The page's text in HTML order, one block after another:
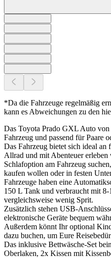
*Da die Fahrzeuge regelmäßig
kann es Abweichungen zu den
Das Toyota Prado GXL Auto
Fahrzeug und passend für Paare
Das Fahrzeug bietet sich ideal
Allrad und mit Abenteuer erleben
Schlafoption am Fahrzeug
kaufen wollen oder in festen
Fahrzeuge haben eine
150 L Tank und verbraucht mit
vergleichsweise wenig Sprit.
Zusätzlich stehen USB-
elektronische Geräte bequem
Außerdem könnt Ihr optional
dazu buchen, um Eure
Das inklusive Bettwäsche-Set
Oberlaken, 2x Kissen mit